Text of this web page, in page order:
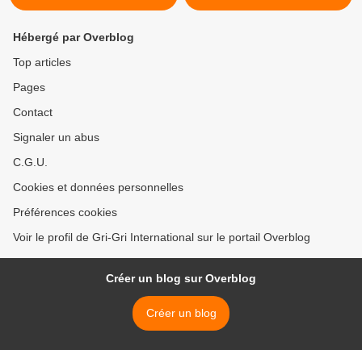
Hébergé par Overblog
Top articles
Pages
Contact
Signaler un abus
C.G.U.
Cookies et données personnelles
Préférences cookies
Voir le profil de Gri-Gri International sur le portail Overblog
Créer un blog sur Overblog
Créer un blog